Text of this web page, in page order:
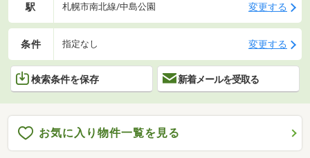
駅 札幌市南北線/中島公園 変更する
条件 指定なし 変更する
検索条件を保存 新着メールを受取る
お気に入り物件一覧を見る